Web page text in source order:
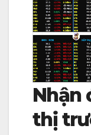
Nhận
thị